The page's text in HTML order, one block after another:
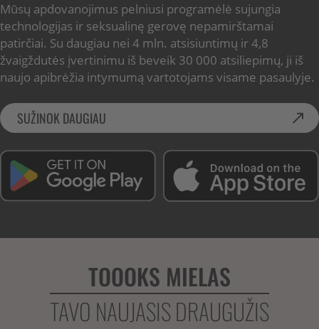
Mūsų apdovanojimus pelniusi programėlė sujungia
technologijas ir seksualinę gerovę nepamirštamai
patirčiai. Su daugiau nei 4 mln. atsisiuntimų ir 4,8
žvaigždutės įvertinimu iš beveik 30 000 atsiliepimų, ji iš
naujo apibrėžia intymumą vartotojams visame pasaulyje.
SUŽINOK DAUGIAU
TOOOKS MIELAS
TAVO NAUJASIS DRAUGUŽIS